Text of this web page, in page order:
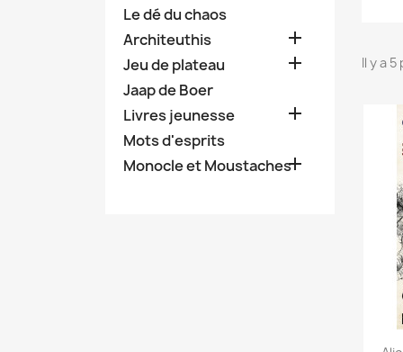
Le dé du chaos
Architeuthis

Jeu de plateau 
Jaap de Boer
Livres jeunesse

Mots d'esprits
Monocle et Moustaches
Il y a